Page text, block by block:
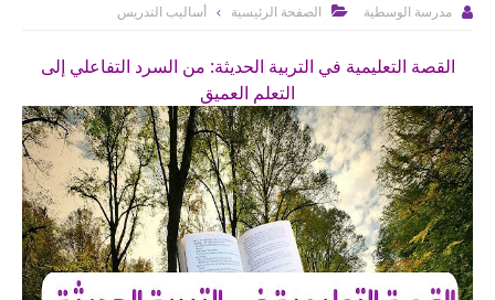
 مدرسة الوسطية  الصفحة الرئيسية أساليب التدريس
القصة التعليمية في التربية الحديثة: من السرد التفاعلي إلى
التعلم العميق